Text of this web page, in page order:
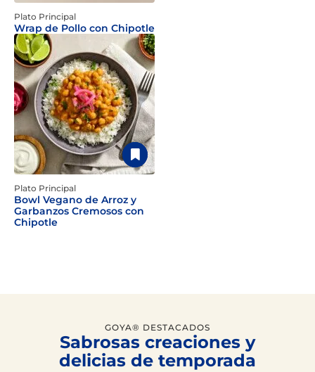
Plato Principal
Wrap de Pollo con Chipotle
Plato Principal
Bowl Vegano de Arroz y
Garbanzos Cremosos con
Chipotle
GOYA® DESTACADOS
Sabrosas creaciones y
delicias de temporada